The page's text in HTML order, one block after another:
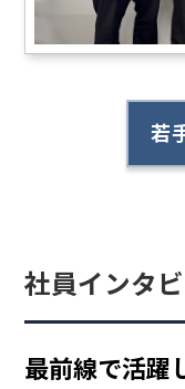
若
社員インタ
最前線で活躍